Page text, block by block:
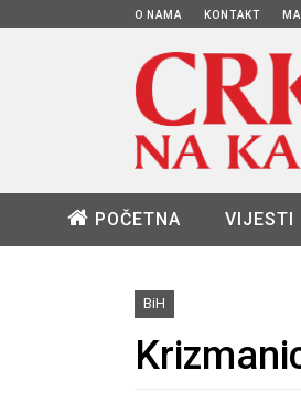
O NAMA KONTAKT
POČETNA VIJESTI
BiH